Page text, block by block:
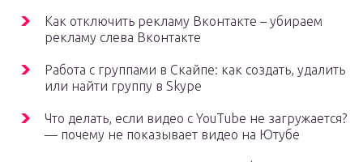
Как отключить рекламу Вконтакте – убираем
рекламу слева Вконтакте
Работа с группами в Скайпе: как создать, удалить
или найти группу в Skype
Что делать, если видео с YouTube не загружается?
— почему не показывает видео на Ютубе